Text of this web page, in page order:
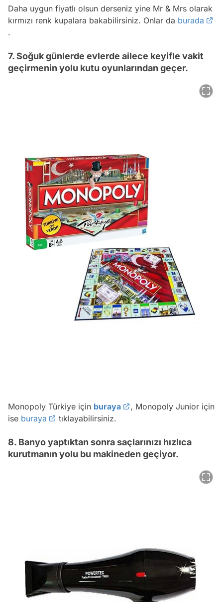
Daha uygun fiyatlı olsun derseniz yine Mr & Mrs olarak
kırmızı renk kupalara bakabilirsiniz. Onlar da burada
.
7. Soğuk günlerde evlerde ailece keyifle vakit
geçirmenin yolu kutu oyunlarından geçer.
Monopoly Türkiye için buraya
, Monopoly Junior için
ise buraya tıklayabilirsiniz.
8. Banyo yaptıktan sonra saçlarınızı hızlıca
kurutmanın yolu bu makineden geçiyor.